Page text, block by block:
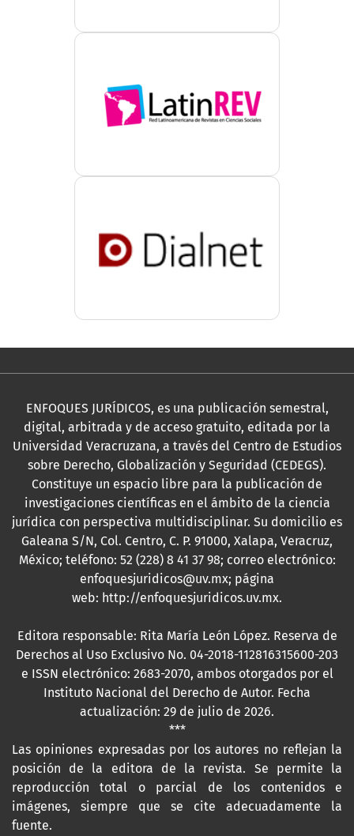
ENFOQUES JURÍDICOS, es una publicación semestral,
digital, arbitrada y de acceso gratuito, editada por la
Universidad Veracruzana, a través del Centro de Estudios
sobre Derecho, Globalización y Seguridad (CEDEGS).
Constituye un espacio libre para la publicación de
investigaciones científicas en el ámbito de la ciencia
jurídica con perspectiva multidisciplinar. Su domicilio es
Galeana S/N, Col. Centro, C. P. 91000, Xalapa, Veracruz,
México; teléfono: 52 (228) 8 41 37 98; correo electrónico:
enfoquesjuridicos@uv.mx; página
web: http://enfoquesjuridicos.uv.mx.
Editora responsable: Rita María León López. Reserva de
Derechos al Uso Exclusivo No. 04-2018-112816315600-203
e ISSN electrónico: 2683-2070, ambos otorgados por el
Instituto Nacional del Derecho de Autor. Fecha
actualización: 29 de julio de 2026.
***
Las opiniones expresadas por los autores no reflejan la
posición de la editora de la revista. Se permite la
reproducción total o parcial de los contenidos e
imágenes, siempre que se cite adecuadamente la
fuente.